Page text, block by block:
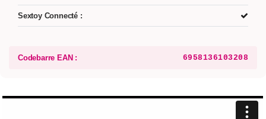
Sextoy Connecté :
Codebarre EAN : 6958136103208